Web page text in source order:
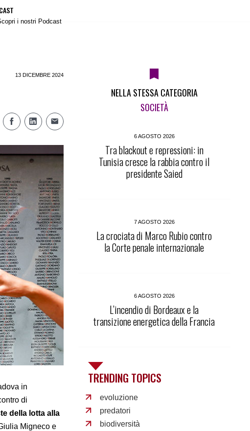
i nostri Podcast
13 DICEMBRE 2024
in
di
della lotta alla
Migneco e
NELLA STESSA CATEGORIA
SOCIETÀ
6 AGOSTO 2026
Tra blackout e repressioni: in
Tunisia cresce la rabbia contro il
presidente Saied
7 AGOSTO 2026
La crociata di Marco Rubio contro
la Corte penale internazionale
6 AGOSTO 2026
L’incendio di Bordeaux e la
transizione energetica della Francia
TRENDING TOPICS
evoluzione
predatori
biodiversità